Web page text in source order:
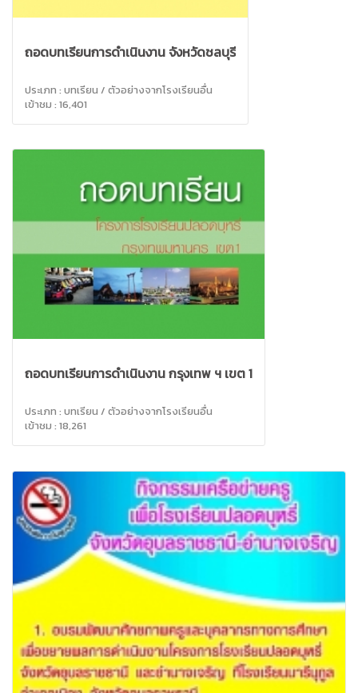
ถอดบทเรียนการดำเนินงาน จังหวัดชลบุรี
ประเภท : บทเรียน / ตัวอย่างจากโรงเรียนอื่น
เข้าชม : 16,401
ถอดบทเรียนการดำเนินงาน กรุงเทพ ฯ เขต 1
ประเภท : บทเรียน / ตัวอย่างจากโรงเรียนอื่น
เข้าชม : 18,261